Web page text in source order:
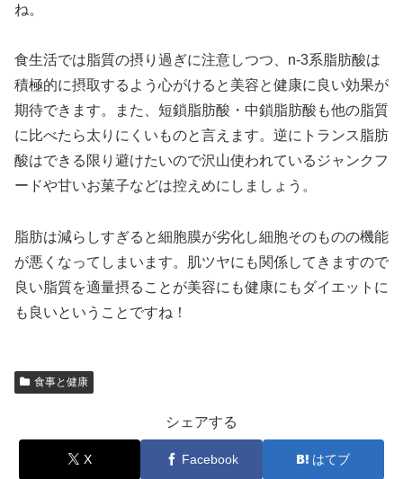
ね。
食生活では脂質の摂り過ぎに注意しつつ、n-3系脂肪酸は
積極的に摂取するよう心がけると美容と健康に良い効果が
期待できます。また、短鎖脂肪酸・中鎖脂肪酸も他の脂質
に比べたら太りにくいものと言えます。逆にトランス脂肪
酸はできる限り避けたいので沢山使われているジャンクフ
ードや甘いお菓子などは控えめにしましょう。
脂肪は減らしすぎると細胞膜が劣化し細胞そのものの機能
が悪くなってしまいます。肌ツヤにも関係してきますので
良い脂質を適量摂ることが美容にも健康にもダイエットに
も良いということですね！
食事と健康
シェアする
X Facebook はてブ